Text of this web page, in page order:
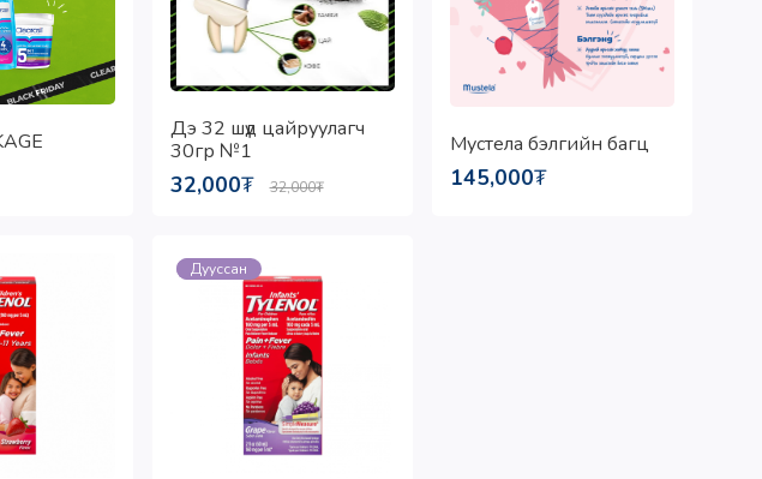
Дэ 32 шүд цайруулагч
30гр №1
32,000₮ 32,000₮
Мустела бэлгийн багц
145,000₮
Шинэ
Дууссан